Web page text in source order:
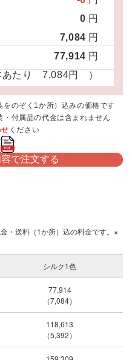
0 円
7,084 円
77,914 円
あたり7,084円 ）
のぞく1か所）込みの価格です
・付属品の代金は含まれません
ください
で注文する
・送料（1か所）込の料金です。※
シルク1色
77,914
（7,084）
118,613
（5,392）